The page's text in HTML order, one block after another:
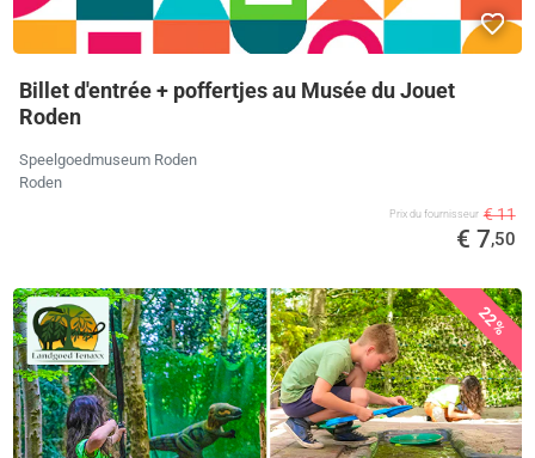
Billet d'entrée + poffertjes au Musée du Jouet
Roden
Speelgoedmuseum Roden
Roden
Prix ​​du fournisseur € 11
€ 7,50
22%